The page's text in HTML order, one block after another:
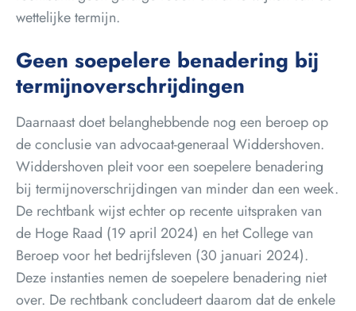
wettelijke termijn.
Geen soepelere benadering bij
termijnoverschrijdingen
Daarnaast doet belanghebbende nog een beroep op
de conclusie van advocaat-generaal Widdershoven.
Widdershoven pleit voor een soepelere benadering
bij termijnoverschrijdingen van minder dan een week.
De rechtbank wijst echter op recente uitspraken van
de Hoge Raad (19 april 2024) en het College van
Beroep voor het bedrijfsleven (30 januari 2024).
Deze instanties nemen de soepelere benadering niet
over. De rechtbank concludeert daarom dat de enkele